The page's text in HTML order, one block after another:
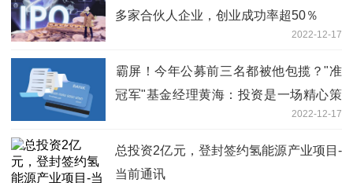
多家合伙人企业，创业成功率超50％
2022-12-17
​霸屏！今年公募前三名都被他包揽？"准
冠军"基金经理黄海：投资是一场精心策
2022-12-17
总投资2亿元，登封签约氢能源产业项目-
当前通讯